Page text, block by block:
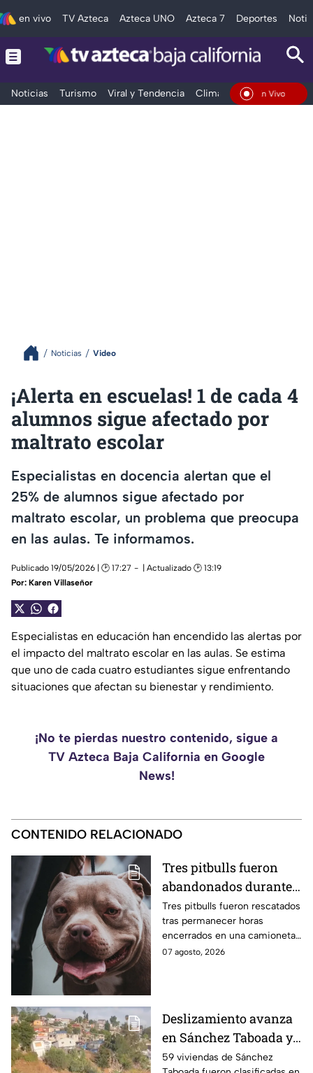
en vivo TV Azteca Azteca UNO Azteca 7 Deportes
Noticias Turismo Viral y Tendencia Clima Deportes
En Vivo
Noticias Video
¡Alerta en escuelas! 1 de cada 4
alumnos sigue afectado por
maltrato escolar
Especialistas en docencia alertan que el
25% de alumnos sigue afectado por
maltrato escolar, un problema que preocupa
en las aulas. Te informamos.
Publicado 19/05/2026 | 🕑 17:27
| Actualizado 🕑 13:19
Por: Karen Villaseñor
Especialistas en educación han encendido las alertas por
el impacto del maltrato escolar en las aulas. Se estima
que uno de cada cuatro estudiantes sigue enfrentando
situaciones que afectan su bienestar y rendimiento.
¡No te pierdas nuestro contenido, sigue a
TV Azteca Baja California en Google
News!
CONTENIDO RELACIONADO
Tres pitbulls fueron
abandonados durante
horas dentro de una
camioneta bajo el calor
en Tijuana; así
lograron rescatarlos
Tres pitbulls fueron rescatados
tras permanecer horas
encerrados en una camioneta
bajo altas temperaturas en la
07 agosto, 2026
Deslizamiento avanza
en Sánchez Taboada y
pone en riesgo a 59
59 viviendas de Sánchez